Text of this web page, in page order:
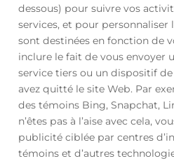
dessous) pour suivre vos
services, et pour
sont destinées en fonction de
inclure le fait de vous envoyer
service tiers ou un dispositif
avez quitté le site Web. Par
des témoins Bing, Snapchat,
n’êtes pas à l’aise avec cela,
publicité ciblée par centres
témoins et d’autres